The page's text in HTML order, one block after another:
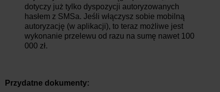
dotyczy już tylko dyspozycji autoryzowanych
hasłem z SMSa. Jeśli włączysz sobie mobilną
autoryzację (w aplikacji), to teraz możliwe jest
wykonanie przelewu od razu na sumę nawet 100
000 zł.
Przydatne dokumenty: